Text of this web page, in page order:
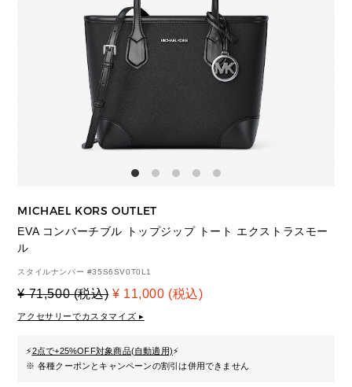
MICHAEL KORS OUTLET
EVA コンバーチブル トップジップ トート エクストラスモー
ル
スタイルナンバー #35S6SV0T0L1
¥ 71,500 (税込) ¥ 11,000 (税込)
アクセサリーでカスタマイズ ▸
⚡2点で+25%OFF対象商品(自動適用)⚡
※ 各種クーポンとキャンペーンの割引は併用できません